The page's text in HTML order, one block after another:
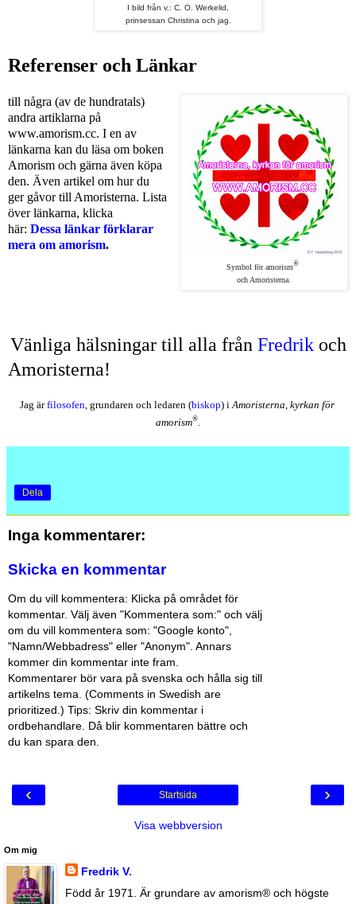
I bild från v.: C. O. Werkelid,
prinsessan Christina och jag.
Referenser och Länkar
Symbol föramorism®
och Amoristerna.
till några (av de hundratals)
andra artiklarna på
www.amorism.cc. I en av
länkarna kan du läsa om boken
Amorism och gärna även köpa
den. Även artikel om hur du
ger gåvor till Amoristerna. Lista
över länkarna, klicka
här: Dessa länkar förklarar
mera om amorism.
Vänliga hälsningar till alla från Fredrik och
Amoristerna!
Jag är filosofen , grundaren och ledaren (biskop) i Amoristerna, kyrkan för
amorism®
Dela
Inga kommentarer:
Skicka en kommentar
Om du vill kommentera: Klicka på området för
kommentar. Välj även "Kommentera som:" och välj
om du vill kommentera som: "Google konto",
"Namn/Webbadress" eller "Anonym". Annars
kommer din kommentar inte fram.
Kommentarer bör vara på svenska och hålla sig till
artikelns tema. (Comments in Swedish are
prioritized.) Tips: Skriv din kommentar i
ordbehandlare. Då blir kommentaren bättre och
du kan spara den.
‹ ›
Startsida
Visa webbversion
Om mig
Fredrik V.
Född år 1971. Är grundare av amorism® och högste